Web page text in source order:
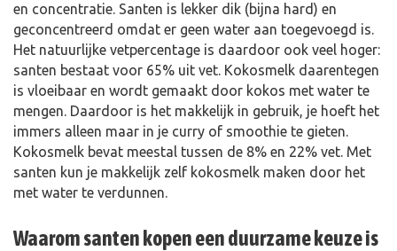
en concentratie. Santen is lekker dik (bijna hard) en
geconcentreerd omdat er geen water aan toegevoegd is.
Het natuurlijke vetpercentage is daardoor ook veel hoger:
santen bestaat voor 65% uit vet. Kokosmelk daarentegen
is vloeibaar en wordt gemaakt door kokos met water te
mengen. Daardoor is het makkelijk in gebruik, je hoeft het
immers alleen maar in je curry of smoothie te gieten.
Kokosmelk bevat meestal tussen de 8% en 22% vet. Met
santen kun je makkelijk zelf kokosmelk maken door het
met water te verdunnen.
Waarom santen kopen een duurzame keuze is